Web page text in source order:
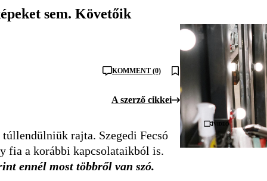
sem. Követőik
KOMMENT (0)
A szerző cikkei
rajta. Szegedi Fecsó
fia a korábbi kapcsolataikból is.
ennél most többről van szó.
Videó